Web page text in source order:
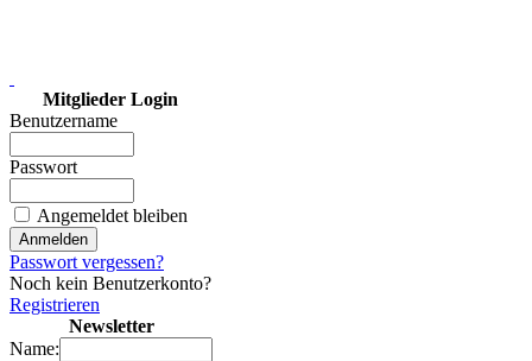
Mitglieder Login
Benutzername
Passwort
Angemeldet bleiben
Passwort vergessen?
Noch kein Benutzerkonto?
Registrieren
Newsletter
Name: